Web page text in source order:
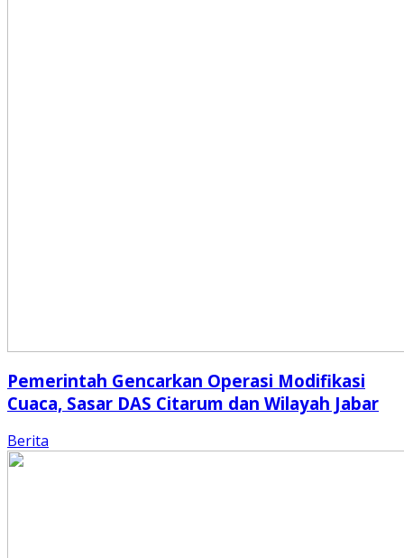
Pemerintah Gencarkan Operasi Modifikasi
Cuaca, Sasar DAS Citarum dan Wilayah Jabar
Berita